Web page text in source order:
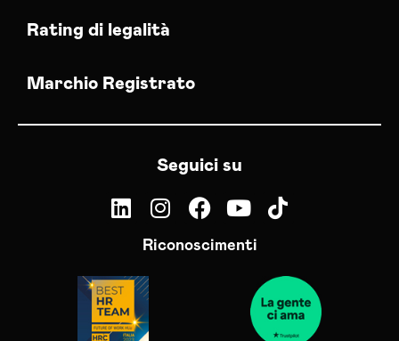
Rating di legalità
Marchio Registrato
Seguici su
Riconoscimenti